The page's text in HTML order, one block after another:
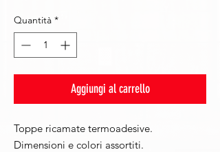
Quantità *
Aggiungi al carrello
Toppe ricamate termoadesive.
Dimensioni e colori assortiti.